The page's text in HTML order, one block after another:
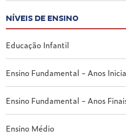
NÍVEIS DE ENSINO
Educação Infantil
Ensino Fundamental - Anos
Ensino Fundamental - Anos
Ensino Médio